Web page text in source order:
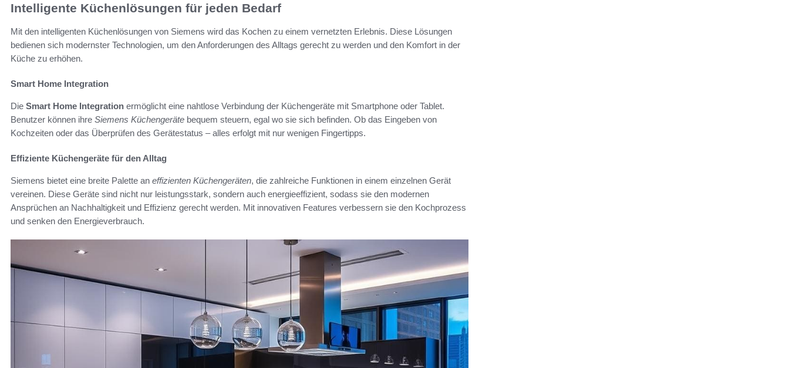
Intelligente Küchenlösungen für jeden Bedarf
Mit den intelligenten Küchenlösungen von Siemens wird das Kochen zu einem vernetzten Erlebnis. Diese Lösungen
bedienen sich modernster Technologien, um den Anforderungen des Alltags gerecht zu werden und den Komfort in der
Küche zu erhöhen.
Smart Home Integration
Die Smart Home Integration ermöglicht eine nahtlose Verbindung der Küchengeräte mit Smartphone oder Tablet.
Benutzer können ihre Siemens Küchengeräte bequem steuern, egal wo sie sich befinden. Ob das Eingeben von
Kochzeiten oder das Überprüfen des Gerätestatus – alles erfolgt mit nur wenigen Fingertipps.
Effiziente Küchengeräte für den Alltag
Siemens bietet eine breite Palette an effizienten Küchengeräten, die zahlreiche Funktionen in einem einzelnen Gerät
vereinen. Diese Geräte sind nicht nur leistungsstark, sondern auch energieeffizient, sodass sie den modernen
Ansprüchen an Nachhaltigkeit und Effizienz gerecht werden. Mit innovativen Features verbessern sie den Kochprozess
und senken den Energieverbrauch.